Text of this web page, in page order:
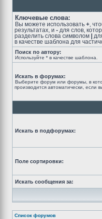
Ключевые слова:
Вы можете использовать + ,
результатах, и - для слов,
разделить слова символом
в качестве шаблона для
Поиск по автору:
Используйте * в качестве шаблона.
Искать в форумах:
Выберите форум или форумы, в
производится автоматически, если
Искать в подфорумах:
Поле сортировки:
Искать сообщения за:
Список форумов